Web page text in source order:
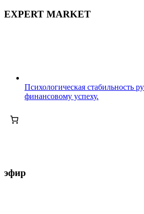
EXPERT MARKET
Психологическая стабильность
финансовому успеху.
эфир